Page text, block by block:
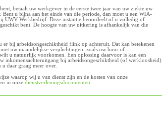
betaalt uw werkgever in de eerste twee jaar van uw ziekte uw
Bent u bijna aan het einde van die periode, dan moet u een WIA-
UWV Werkbedrijf. Deze instantie beoordeelt of u volledig of
bent. De hoogte van uw uitkering is afhankelijk van die
er bij arbeidsongeschiktheid flink op achteruit. Dat kan betekenen
uw maandelijkse verplichtingen, zoals uw huur of
u natuurlijk voorkomen. Een oplossing daarvoor is kan een
inkomensachteruitgang bij arbeidsongeschiktheid (of werkloosheid)
daar graag meer over.
waarop wij u van dienst zijn en de kosten van onze
in onze dienstverleningsdocumenten